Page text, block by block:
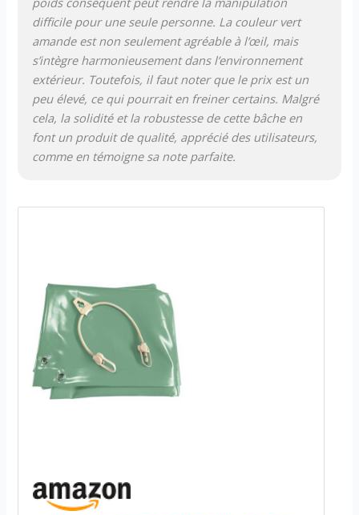
difficile pour une seule personne. La couleur vert
amande est non seulement agréable à l’œil, mais
s’intègre harmonieusement dans l’environnement
extérieur. Toutefois, il faut noter que le prix est un
peu élevé, ce qui pourrait en freiner certains. Malgré
cela, la solidité et la robustesse de cette bâche en
font un produit de qualité, apprécié des utilisateurs,
comme en témoigne sa note parfaite.